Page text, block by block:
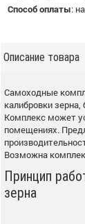
Способ оплаты:
Описание товара
Самоходные
калибровки
Комплекс может
помещениях.
Возможна
Принцип
зерна